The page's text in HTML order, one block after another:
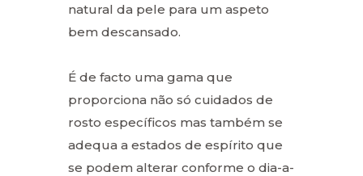
natural da pele para um aspeto
bem descansado.
É de facto uma gama que
proporciona não só cuidados de
rosto específicos mas também se
adequa a estados de espírito que
se podem alterar conforme o dia-a-